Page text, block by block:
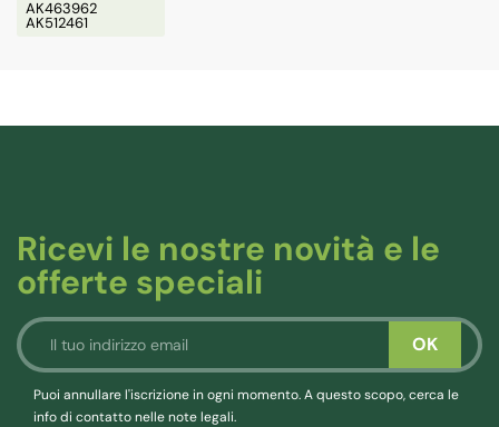
AK463962
AK512461
Ricevi le nostre novità e le
offerte speciali
Puoi annullare l'iscrizione in ogni momento. A questo scopo, cerca le
info di contatto nelle note legali.